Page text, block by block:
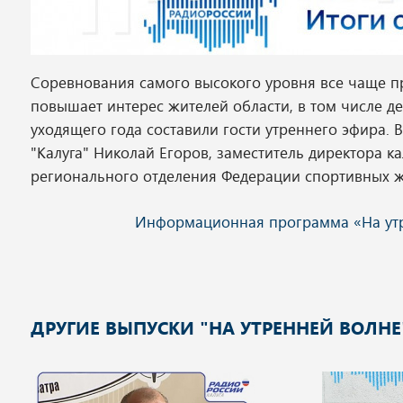
Соревнования самого высокого уровня все чаще
повышает интерес жителей области, в том числе
уходящего года составили гости утреннего
"Калуга" Николай Егоров, заместитель директора
регионального отделения Федерации
ДРУГИЕ ВЫПУСКИ "НА УТРЕННЕЙ